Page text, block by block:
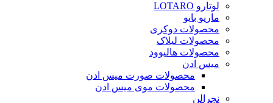
لوتارو LOTARO
ماریو بایو
محصولات دوکری
محصولات لیلاک
محصولات هالیوود
میس ادن
محصولات صورت میس ادن
محصولات موی میس ادن
نچرالن